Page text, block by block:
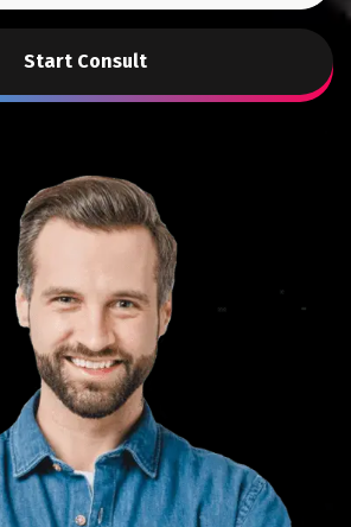
Start Consult